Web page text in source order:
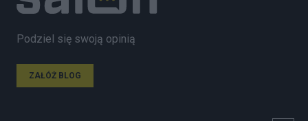
Podziel się swoją opinią
ZAŁÓŻ BLOG